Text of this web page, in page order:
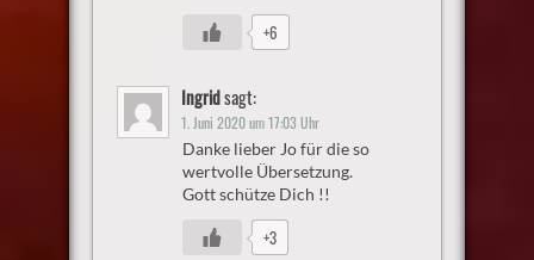
+6
Ingridsagt:
1. Juni 2020 um 17:03 Uhr
Danke lieber Jo für die so
wertvolle Übersetzung.
Gott schütze Dich !!
+3